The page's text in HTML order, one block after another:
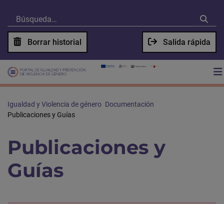
Borrar historial Salida rápida
Igualdad y Violencia de género Documentación
Publicaciones y Guías
Publicaciones y
Guías